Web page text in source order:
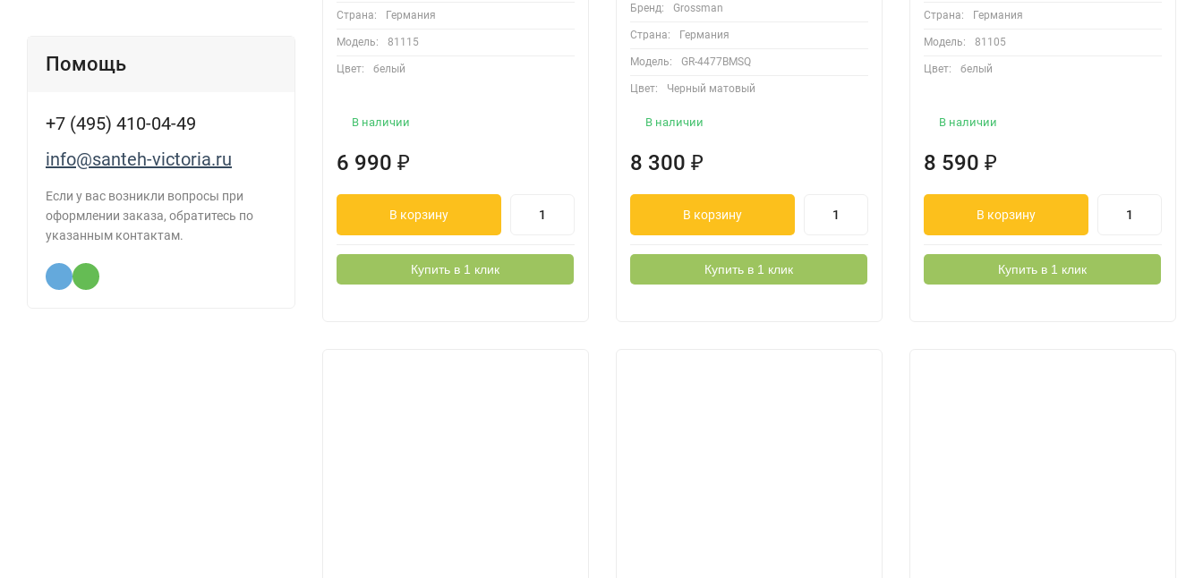
Помощь
+7 (495) 410-04-49
info@santeh-victoria.ru
Если у вас возникли вопросы при
оформлении заказа, обратитесь по
указанным контактам.
Страна: Германия
Модель: 81115
Цвет: белый
В наличии
6 990 ₽
В корзину
Купить в 1 клик
Бренд: Grossman
Страна: Германия
Модель: GR-4477BMSQ
Цвет: Черный матовый
В наличии
8 300 ₽
В корзину
Купить в 1 клик
Страна: Германия
Модель: 81105
Цвет: белый
В наличии
8 590 ₽
В корзину
Купить в 1 клик